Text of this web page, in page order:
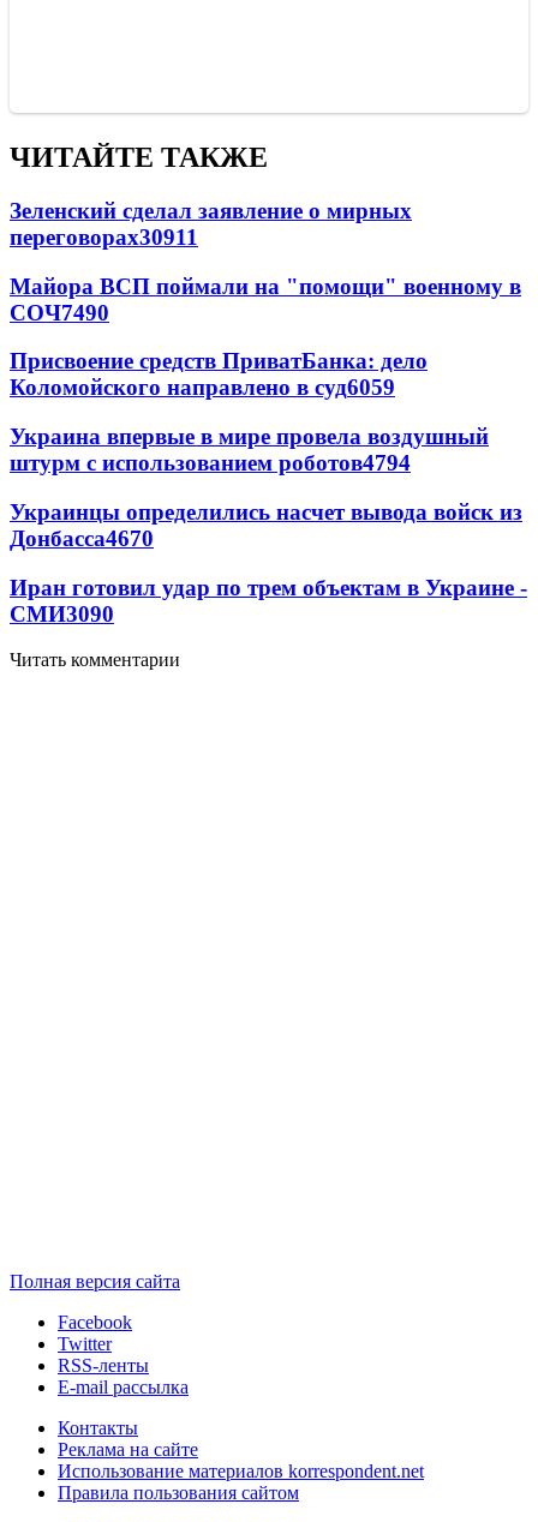
ЧИТАЙТЕ ТАКЖЕ
Зеленский сделал заявление о мирных
переговорах30911
Майора ВСП поймали на "помощи" военному в
СОЧ7490
Присвоение средств ПриватБанка: дело
Коломойского направлено в суд6059
Украина впервые в мире провела воздушный
штурм с использованием роботов4794
Украинцы определились насчет вывода войск из
Донбасса4670
Иран готовил удар по трем объектам в Украине -
СМИ3090
Читать комментарии
Полная версия сайта
Facebook
Twitter
RSS-ленты
E-mail рассылка
Контакты
Реклама на сайте
Использование материалов korrespondent.net
Правила пользования сайтом